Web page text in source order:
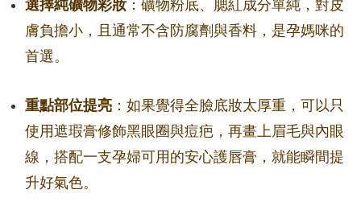
選擇純礦物彩妝 ：礦物粉底、腮紅成分單純，對皮
膚負擔小，且通常不含防腐劑與香料，是孕媽咪的
首選。
重點部位提亮 ：如果覺得全臉底妝太厚重，可以只
使用遮瑕膏修飾黑眼圈與痘疤，再畫上眉毛與內眼
線，搭配一支孕婦可用的安心護唇膏，就能瞬間提
升好氣色。